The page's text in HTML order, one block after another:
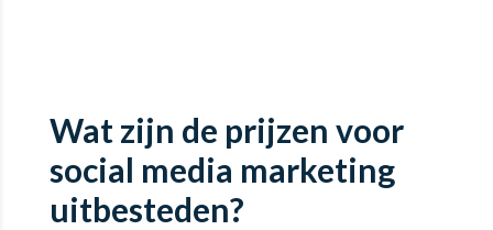
Wat zijn de prijzen voor
social media marketing
uitbesteden?